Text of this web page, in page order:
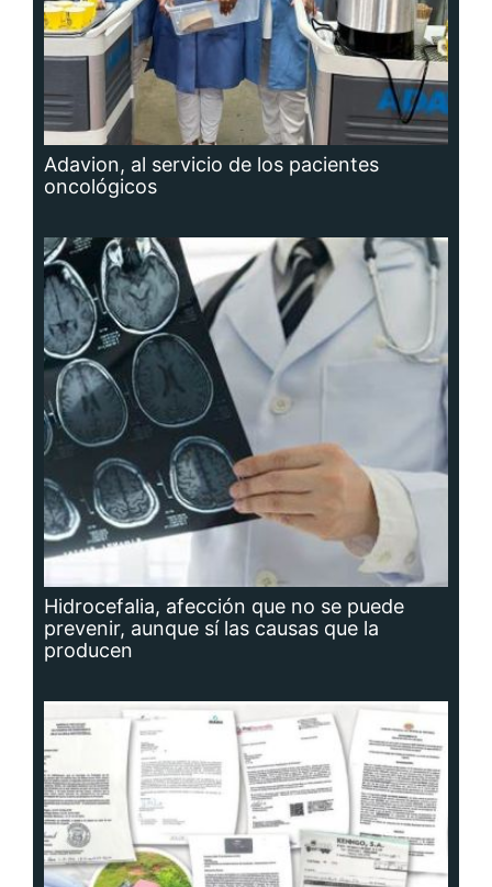
Adavion, al servicio de los pacientes
oncológicos
Hidrocefalia, afección que no se puede
prevenir, aunque sí las causas que la
producen